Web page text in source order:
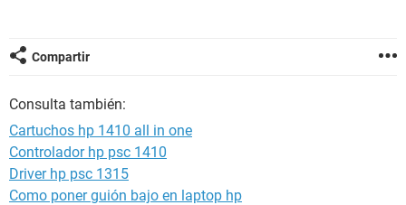
Compartir
Consulta también:
Cartuchos hp 1410 all in one
Controlador hp psc 1410
Driver hp psc 1315
Como poner guión bajo en laptop hp